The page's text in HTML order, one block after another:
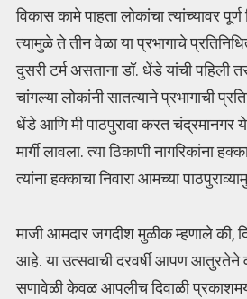
विकास कामे पाहता लोकांचा त्यांच्यावर
त्यामुळे ते तीन वेळा या प्रभागाचे
दुसरी टर्म असताना डॉ. धेंडे यांची पहिली
चांगल्या लोकांनी सातत्याने प्रभागाची
धेंडे आणि मी पाठपुरावा करत चंद्रमानगर
मार्गी लावला. त्या ठिकाणी नागरिकांना
त्यांना हक्काचा निवारा आमच्या
माजी आमदार जगदीश मुळीक म्हणाले की,
आहे. या उत्सवाची दरवर्षी आपण आतुरतेने
सणावेळी केवळ आपलीच दिवाळी